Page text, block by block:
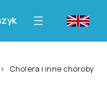
Cholera i inne choroby